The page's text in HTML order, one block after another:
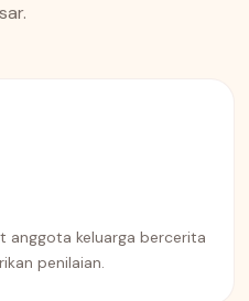
anggota keluarga bercerita
penilaian.